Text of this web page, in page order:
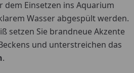
dem Einsetzen ins Aquarium
Wasser abgespült werden.
setzen Sie brandneue Akzente
und unterstreichen das
.